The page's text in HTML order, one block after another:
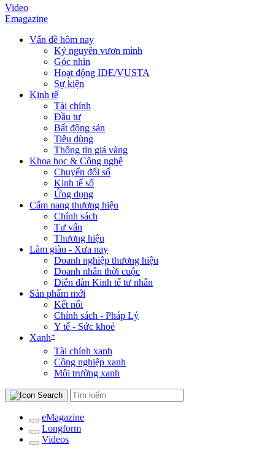
Video
Emagazine
Vấn đề hôm nay
Kỷ nguyên vươn mình
Góc nhìn
Hoạt động IDE/VUSTA
Sự kiện
Kinh tế
Tài chính
Đầu tư
Bất động sản
Tiêu dùng
Thông tin giá vàng
Khoa học & Công nghệ
Chuyển đổi số
Kinh tế số
Ứng dụng
Cẩm nang thương hiệu
Chính sách
Tư vấn
Thương hiệu
Làm giàu - Xưa nay
Doanh nghiệp thương hiệu
Doanh nhân thời cuộc
Diễn đàn Kinh tế tư nhân
Sản phẩm mới
Kết nối
Chính sách - Pháp Lý
Y tế - Sức khoẻ
Xanh+
Tài chính xanh
Công nghiệp xanh
Môi trường xanh
eMagazine
Longform
Videos